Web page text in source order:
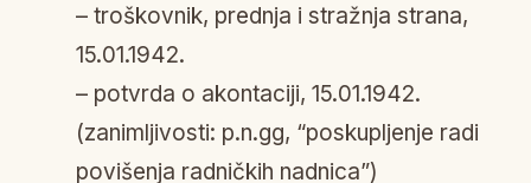
– troškovnik, prednja i stražnja strana,
15.01.1942.
– potvrda o akontaciji, 15.01.1942.
(zanimljivosti: p.n.gg, “poskupljenje radi
povišenja radničkih nadnica”)